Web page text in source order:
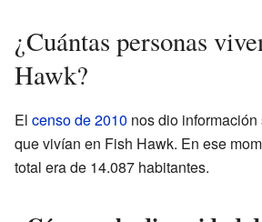
¿Cuántas personas
Hawk?
El censo de 2010 nos dio
que vivían en Fish Hawk. En ese
total era de 14.087 habitantes.